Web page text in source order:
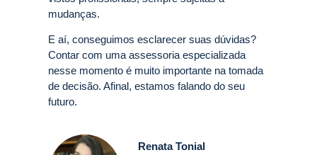
mudanças.
E aí, conseguimos esclarecer suas dúvidas?
Contar com uma assessoria especializada
nesse momento é muito importante na tomada
de decisão. Afinal, estamos falando do seu
futuro.
Renata Tonial